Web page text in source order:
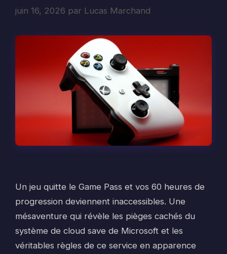
juin 16, 2026 par Lucas Marchand
Un jeu quitte le Game Pass et vos 60 heures de
progression deviennent inaccessibles. Une
mésaventure qui révèle les pièges cachés du
système de cloud save de Microsoft et les
véritables règles de ce service en apparence